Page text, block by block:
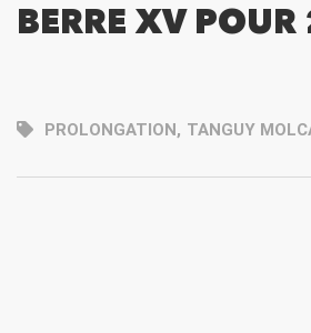
BERRE XV
PROLONGATION, TANGUY